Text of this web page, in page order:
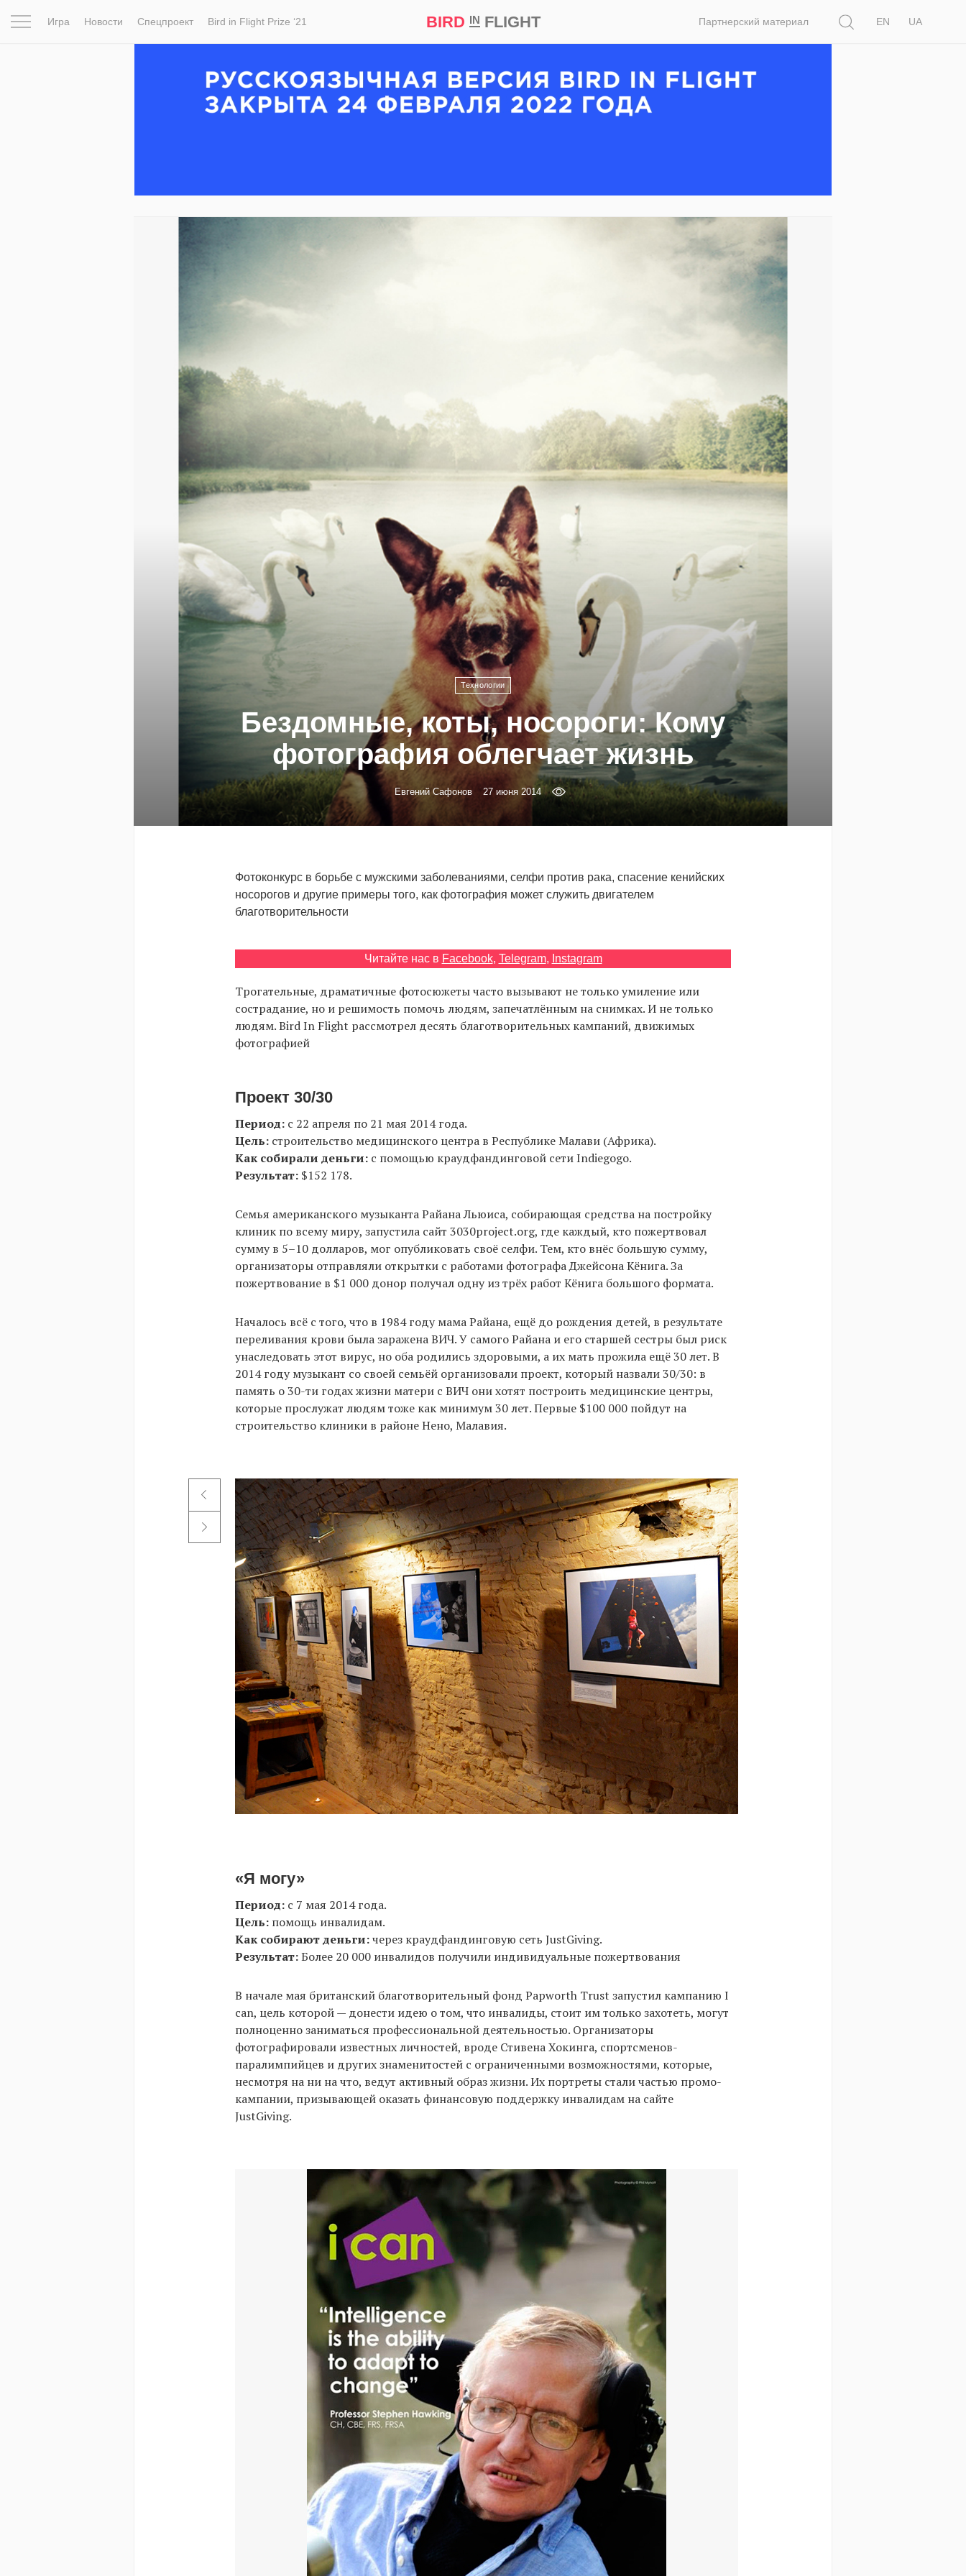
Игра Новости Спецпроект Bird in Flight Prize ‘21 BIRD INFLIGHT Партнерский материал
EN
UA
Технологии
Бездомные, коты, носороги: Кому
фотография облегчает жизнь
Евгений Сафонов 27 июня 2014
Фотоконкурс в борьбе с мужскими заболеваниями, селфи против рака, спасение кенийских
носорогов и другие примеры того, как фотография может служить двигателем
благотворительности
Читайте нас в Facebook, Telegram, Instagram
Трогательные, драматичные фотосюжеты часто вызывают не только умиление или
сострадание, но и решимость помочь людям, запечатлённым на снимках. И не только
людям. Bird In Flight рассмотрел десять благотворительных кампаний, движимых
фотографией
Проект 30/30
Период: с 22 апреля по 21 мая 2014 года.
Цель: строительство медицинского центра в Республике Малави (Африка).
Как собирали деньги: с помощью краудфандинговой сети Indiegogo.
Результат: $152 178.
Семья американского музыканта Райана Льюиса, собирающая средства на постройку
клиник по всему миру, запустила сайт 3030project.org, где каждый, кто пожертвовал
сумму в 5–10 долларов, мог опубликовать своё селфи. Тем, кто внёс большую сумму,
организаторы отправляли открытки с работами фотографа Джейсона Кёнига. За
пожертвование в $1 000 донор получал одну из трёх работ Кёнига большого формата.
Началось всё с того, что в 1984 году мама Райана, ещё до рождения детей, в результате
переливания крови была заражена ВИЧ. У самого Райана и его старшей сестры был риск
унаследовать этот вирус, но оба родились здоровыми, а их мать прожила ещё 30 лет. В
2014 году музыкант со своей семьёй организовали проект, который назвали 30/30: в
память о 30-ти годах жизни матери с ВИЧ они хотят построить медицинские центры,
которые прослужат людям тоже как минимум 30 лет. Первые $100 000 пойдут на
строительство клиники в районе Нено, Малавия.
«Я могу»
Период: с 7 мая 2014 года.
Цель: помощь инвалидам.
Как собирают деньги:через краудфандинговую сеть JustGiving.
Результат:Более 20 000 инвалидов получили индивидуальные пожертвования
В начале мая британский благотворительный фонд Papworth Trust запустил кампанию I
can, цель которой — донести идею о том, что инвалиды, стоит им только захотеть, могут
полноценно заниматься профессиональной деятельностью. Организаторы
фотографировали известных личностей, вроде Стивена Хокинга, спортсменов-
паралимпийцев и других знаменитостей с ограниченными возможностями, которые,
несмотря на ни на что, ведут активный образ жизни. Их портреты стали частью промо-
кампании, призывающей оказать финансовую поддержку инвалидам на сайте
JustGiving.